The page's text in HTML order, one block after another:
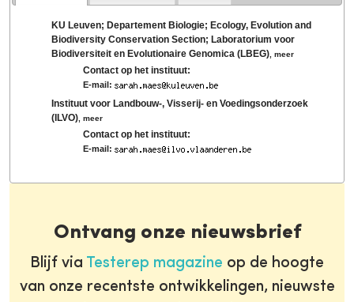
KU Leuven; Departement Biologie; Ecology, Evolution and
Biodiversity Conservation Section; Laboratorium voor
Biodiversiteit en Evolutionaire Genomica (LBEG) ,meer
Contact op het instituut:
E-mail:
Instituut voor Landbouw-, Visserij- en Voedingsonderzoek
(ILVO) ,meer
Contact op het instituut:
E-mail:
Ontvang onze nieuwsbrief
Blijf via Testerep magazine op de hoogte
van onze recentste ontwikkelingen, nieuwste